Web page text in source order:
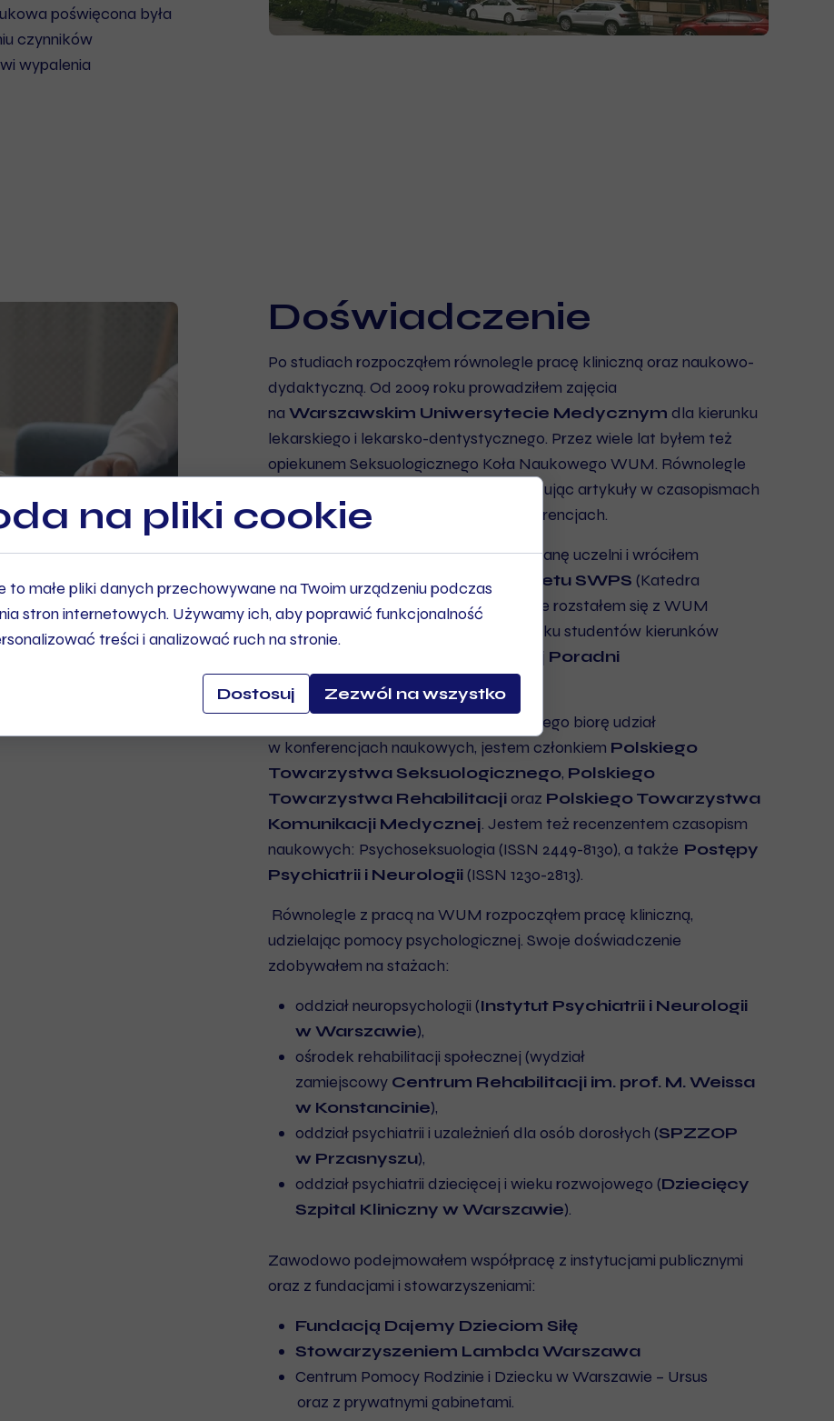
poświęcona była
czynników
wypalenia
Doświadczenie
Po studiach rozpocząłem równolegle pracę kliniczną oraz naukowo-
dydaktyczną. Od 2009 roku prowadziłem zajęcia
na Warszawskim Uniwersytecie Medycznym dla kierunku
lekarskiego i lekarsko-dentystycznego. Przez wiele lat byłem też
opiekunem Seksuologicznego Koła Naukowego WUM. Równolegle
zajmowałem się pracą naukową publikując artykuły w czasopismach
naukowych oraz biorąc udział w konferencjach.
W roku 2021 zdecydowałem się na zmianę uczelni i wróciłem
do uczelni macierzystej –
Uniwersytetu SWPS (Katedra
Psychologii Zdrowia). Równocześnie nie rozstałem się z WUM
na dobre, wspierając do końca 2022 roku studentów kierunków
Studenckiej Poradni
Psychologicznej
Cały czas rozwijam swoją wiedzę, dlatego biorę udział
w konferencjach naukowych, jestem członkiem Polskiego
Towarzystwa Seksuologicznego, Polskiego
Towarzystwa Rehabilitacjioraz Polskiego Towarzystwa
Komunikacji Medycznej. Jestem też recenzentem czasopism
naukowych: Psychoseksuologia (ISSN 2449-8130), a także Postępy
Psychiatrii i Neurologii(ISSN 1230-2813).
Równolegle z pracą na WUM rozpocząłem pracę kliniczną,
udzielając pomocy psychologicznej. Swoje doświadczenie
zdobywałem na stażach:
oddział neuropsychologii (Instytut Psychiatrii i Neurologii
w Warszawie),
ośrodek rehabilitacji społecznej (wydział
zamiejscowy Centrum Rehabilitacji im. prof. M. Weissa
w Konstancinie),
oddział psychiatrii i uzależnień dla osób dorosłych (SPZZOP
w Przasnyszu),
oddział psychiatrii dziecięcej i wieku rozwojowego (Dziecięcy
Szpital Kliniczny w Warszawie).
Zawodowo podejmowałem współpracę z instytucjami publicznymi
oraz z fundacjami i stowarzyszeniami:
Fundacją Dajemy Dzieciom Siłę
Stowarzyszeniem Lambda Warszawa
Centrum Pomocy Rodzinie i Dziecku w Warszawie – Ursus
oraz z prywatnymi gabinetami.
na pliki cookie
to małe pliki danych przechowywane na Twoim urządzeniu podczas
stron internetowych. Używamy ich, aby poprawić funkcjonalność
treści i analizować ruch na stronie.
Dostosuj Zezwól na wszystko